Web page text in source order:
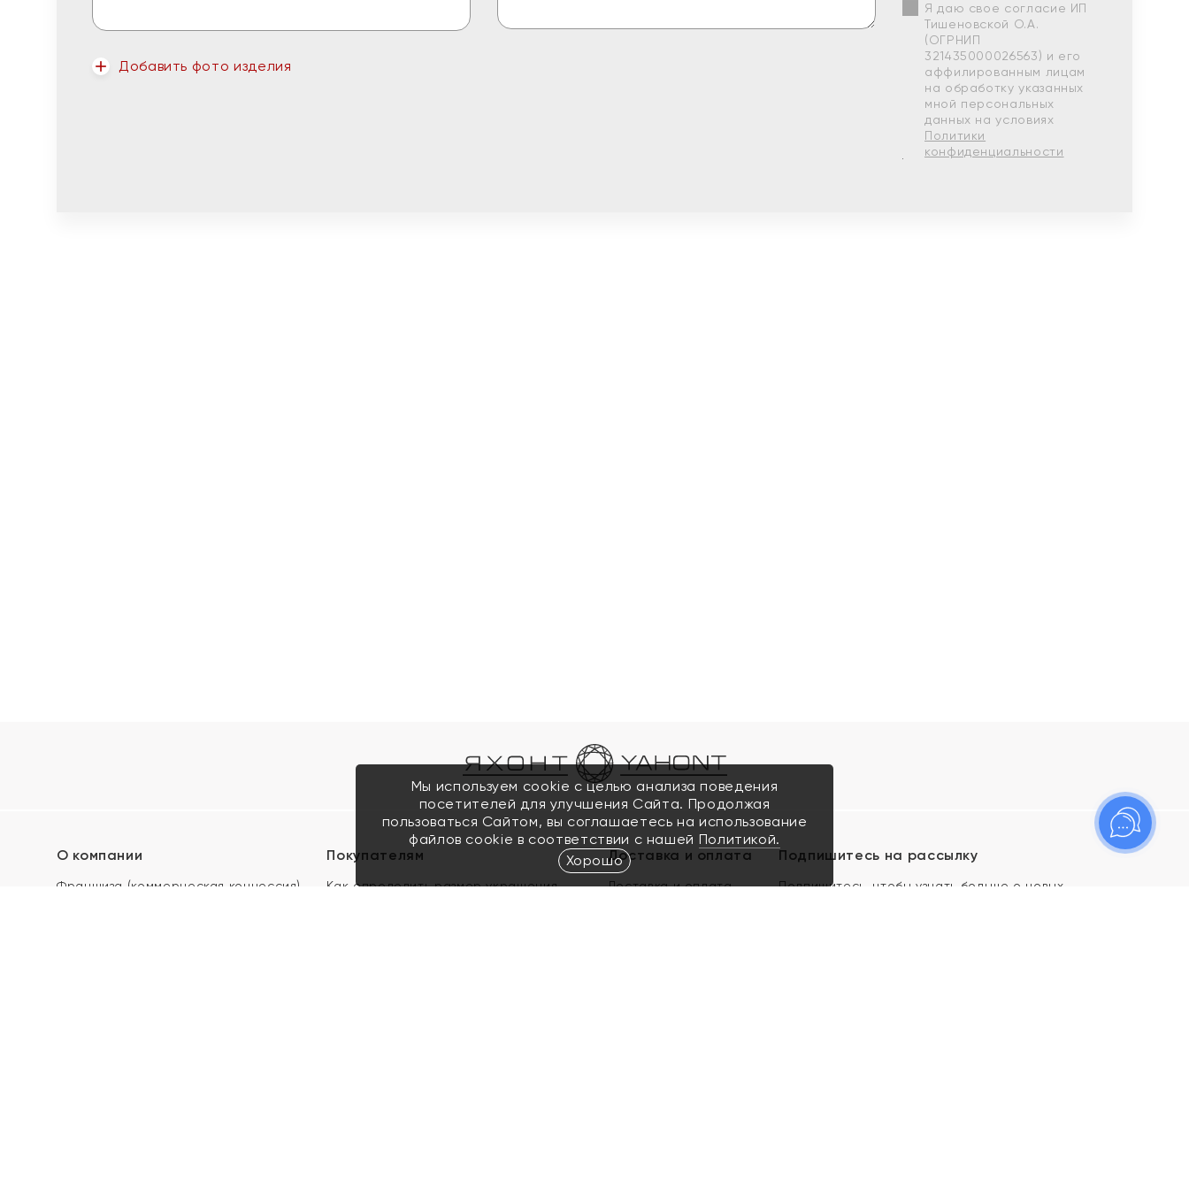
Добавить фото изделия
Я даю свое согласие ИП
Тишеновской О.А.
(ОГРНИП
321435000026563) и его
аффилированным лицам
на обработку указанных
мной персональных
данных на условиях
Политики
конфиденциальности
О компании
Франшиза (коммерческая концессия)
Покупателям
Как определить размер украшения
Доставка и оплата
Доставка и оплата
Подпишитесь на рассылку
Подпишитесь, чтобы узнать больше о новых
Мы используем cookie с целью анализа поведения
посетителей для улучшения Сайта. Продолжая
пользоваться Сайтом, вы соглашаетесь на использование
файлов cookie в соответствии с нашей Политикой.
Хорошо